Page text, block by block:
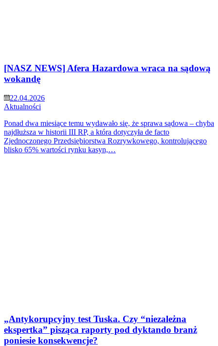
[NASZ NEWS] Afera Hazardowa wraca na sądową
wokandę
22.04.2026
Aktualności
Ponad dwa miesiące temu wydawało się, że sprawa sądowa – chyba
najdłuższa w historii III RP, a która dotyczyła de facto
Zjednoczonego Przedsiębiorstwa Rozrywkowego, kontrolującego
blisko 65% wartości rynku kasyn,…
„Antykorupcyjny test Tuska. Czy “niezależna
ekspertka” pisząca raporty pod dyktando branż
poniesie konsekwencje?